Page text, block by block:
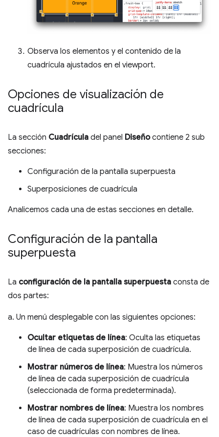
Observa los elementos y el contenido de la
cuadrícula ajustados en el viewport.
Opciones de visualización de
cuadrícula
La sección Cuadrícula del panel Diseñocontiene 2 sub
secciones:
Configuración de la pantalla superpuesta
Superposiciones de cuadrícula
Analicemos cada una de estas secciones en detalle.
Configuración de la pantalla
superpuesta
La configuración de la pantalla superpuesta consta de
dos partes:
a. Un menú desplegable con las siguientes opciones:
Ocultar etiquetas de línea: Oculta las etiquetas
de línea de cada superposición de cuadrícula.
Mostrar números de línea: Muestra los números
de línea de cada superposición de cuadrícula
(seleccionada de forma predeterminada).
Mostrar nombres de línea: Muestra los nombres
de línea de cada superposición de cuadrícula en el
caso de cuadrículas con nombres de línea.